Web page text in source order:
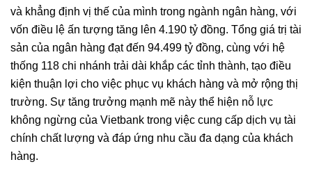
và khẳng định vị thế của mình trong ngành ngân hàng, với
vốn điều lệ ấn tượng tăng lên 4.190 tỷ đồng. Tổng giá trị tài
sản của ngân hàng đạt đến 94.499 tỷ đồng, cùng với hệ
thống 118 chi nhánh trải dài khắp các tỉnh thành, tạo điều
kiện thuận lợi cho việc phục vụ khách hàng và mở rộng thị
trường. Sự tăng trưởng mạnh mẽ này thể hiện nỗ lực
không ngừng của Vietbank trong việc cung cấp dịch vụ tài
chính chất lượng và đáp ứng nhu cầu đa dạng của khách
hàng.